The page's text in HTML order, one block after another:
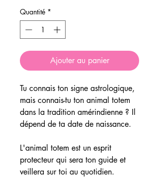
Quantité *
Ajouter au panier
Tu connais ton signe astrologique,
mais connais-tu ton animal totem
dans la tradition amérindienne ? Il
dépend de ta date de naissance.
L'animal totem est un esprit
protecteur qui sera ton guide et
veillera sur toi au quotidien.